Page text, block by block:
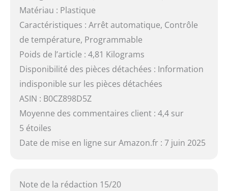
Matériau : Plastique
Caractéristiques : Arrêt automatique, Contrôle
de température, Programmable
Poids de l’article : 4,81 Kilograms
Disponibilité des pièces détachées : Information
indisponible sur les pièces détachées
ASIN : B0CZ898D5Z
Moyenne des commentaires client : 4,4 sur
5 étoiles
Date de mise en ligne sur Amazon.fr : 7 juin 2025
Note de la rédaction 15/20